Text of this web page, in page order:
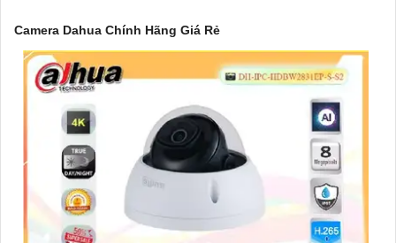
Camera Dahua Chính Hãng Giá Rẻ